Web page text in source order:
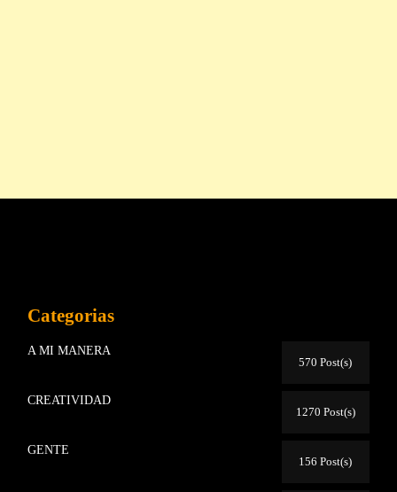
Categorias
A MI MANERA
570 Post(s)
CREATIVIDAD
1270 Post(s)
GENTE
156 Post(s)